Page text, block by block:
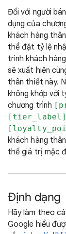
Đối với người
dụng của
khách hàng
thể đặt tỷ lệ
trình khách
sẽ xuất hiện
thân thiết này.
không khớp với
chương trình
[tier_label]
khách hàng
thế giá trị mặc
Định dạng
Hãy làm theo
Google hiểu